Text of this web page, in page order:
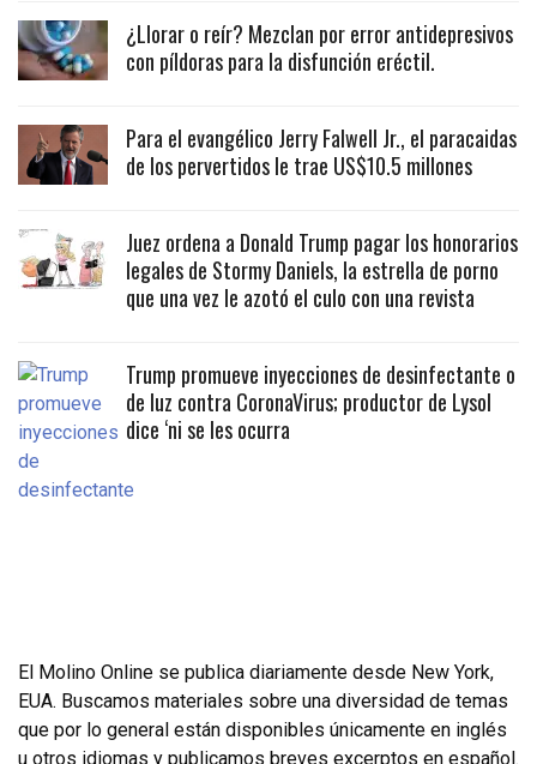
¿Llorar o reír? Mezclan por error antidepresivos
con píldoras para la disfunción eréctil.
Para el evangélico Jerry Falwell Jr., el paracaidas
de los pervertidos le trae US$10.5 millones
Juez ordena a Donald Trump pagar los honorarios
legales de Stormy Daniels, la estrella de porno
que una vez le azotó el culo con una revista
Trump promueve inyecciones de desinfectante o
de luz contra CoronaVirus; productor de Lysol
dice ‘ni se les ocurra
El Molino Online se publica diariamente desde New York,
EUA. Buscamos materiales sobre una diversidad de temas
que por lo general están disponibles únicamente en inglés
u otros idiomas y publicamos breves excerptos en español.